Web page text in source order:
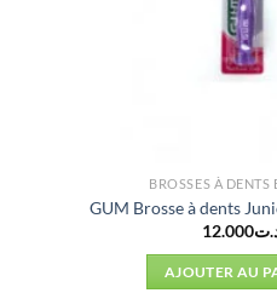
BROSSES À DENTS
GUM Brosse à dents
12.000
AJOUTER AU